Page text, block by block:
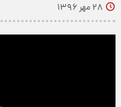
۲۸ مهر ۱۳۹۶